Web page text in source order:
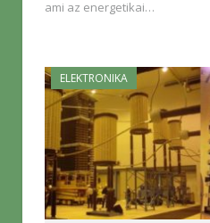
ami az energetikai…
ELEKTRONIKA